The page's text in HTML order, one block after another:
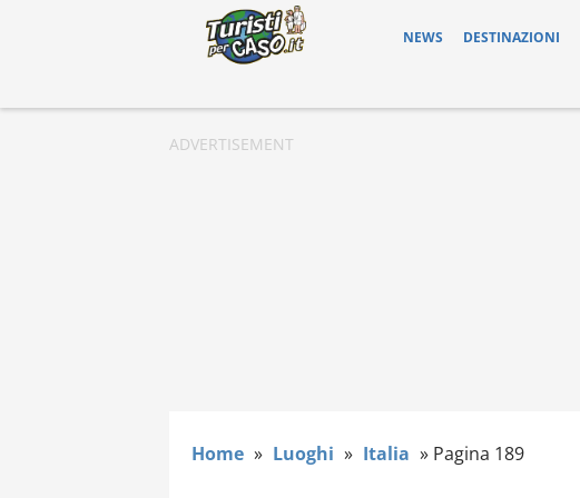
NEWS DESTINAZIONI
Home » Luoghi » Italia » Pagina 189